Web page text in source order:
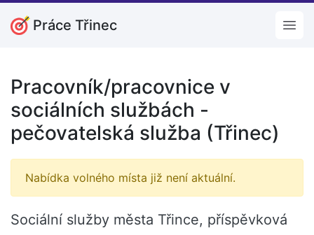
Práce Třinec
Pracovník/pracovnice v
sociálních službách -
pečovatelská služba (Třinec)
Nabídka volného místa již není aktuální.
Sociální služby města Třince, příspěvková